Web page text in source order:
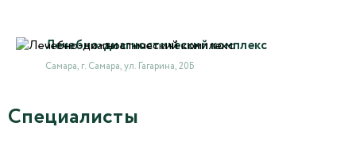
Лечебно-диагностический комплекс
Самара, г. Самара, ул. Гагарина, 20Б
Специалисты